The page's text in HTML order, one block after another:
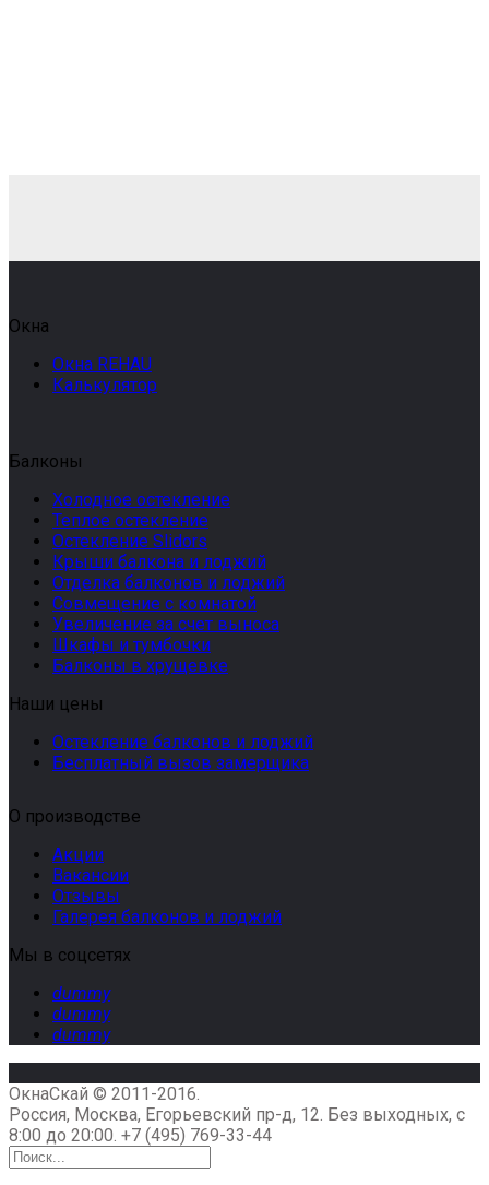
Окна
Окна REHAU
Калькулятор
Балконы
Холодное остекление
Теплое остекление
Остекление Slidors
Крыши балкона и лоджий
Отделка балконов и лоджий
Совмещение с комнатой
Увеличение за счет выноса
Шкафы и тумбочки
Балконы в хрущевке
Наши цены
Остекление балконов и лоджий
Бесплатный вызов замерщика
О производстве
Акции
Вакансии
Отзывы
Галерея балконов и лоджий
Мы в соцсетях
dummy
dummy
dummy
ОкнаСкай © 2011-2016.
Россия, Москва, Егорьевский пр-д, 12. Без выходных, с
8:00 до 20:00. +7 (495) 769-33-44